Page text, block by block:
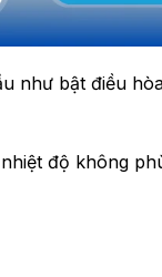
như bật điều
độ không